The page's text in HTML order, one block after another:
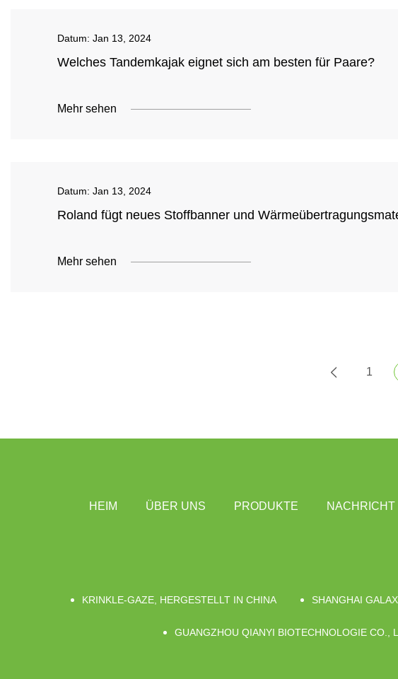
Datum: Jan 13, 2024
Welches Tandemkajak eignet sich am besten für Paare?
Mehr sehen
Datum: Jan 13, 2024
Roland fügt neues Stoffbanner und
Mehr sehen
1
HEIM ÜBER UNS PRODUKTE NACHRICHT
KRINKLE-GAZE, HERGESTELLT IN CHINA SHANGHAI
GUANGZHOU QIANYI BIOTECHNOLOGIE CO.,